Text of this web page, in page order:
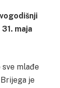
maja
mlađe
je